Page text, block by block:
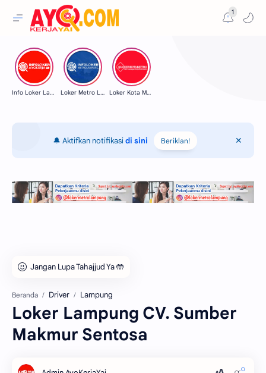
1
Info Loker Lampung Loker Metro Lampung Loker Kota Metro
🔔 Aktifkan notifikasidi sini Beriklan!
Beranda Driver Lampung
Loker Lampung CV. Sumber
Makmur Sentosa